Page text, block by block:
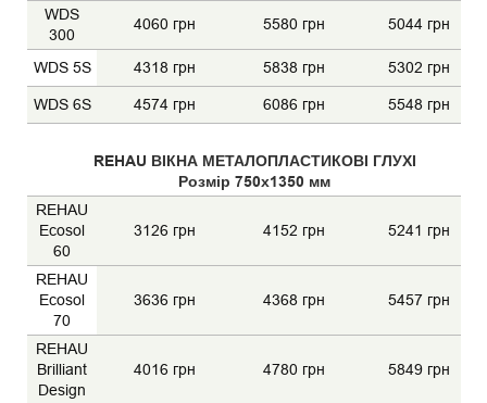
WDS
300
4060 грн 5580 грн 5044 грн
WDS 5S 4318 грн 5838 грн 5302 грн
WDS 6S 4574 грн 6086 грн 5548 грн
REHAU ВІКНА МЕТАЛОПЛАСТИКОВІ ГЛУХІ
Розмір 750х1350 мм
REHAU
Ecosol
60
3126 грн 4152 грн 5241 грн
REHAU
Ecosol
70
3636 грн 4368 грн 5457 грн
REHAU
Brilliant
Design
4016 грн 4780 грн 5849 грн